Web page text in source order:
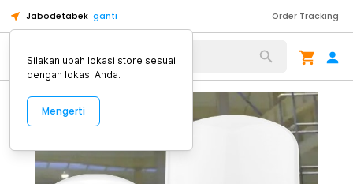
Jabodetabek ganti Order Tracking
Alat Kopi
Silakan ubah lokasi store sesuai
dengan lokasi Anda.
Mengerti